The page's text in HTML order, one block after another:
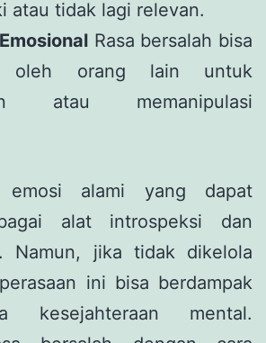
atau tidak lagi relevan.
Rasa bersalah bisa
oleh orang lain untuk
atau memanipulasi
alami yang dapat
alat introspeksi dan
Namun, jika tidak dikelola
ini bisa berdampak
kesejahteraan mental.